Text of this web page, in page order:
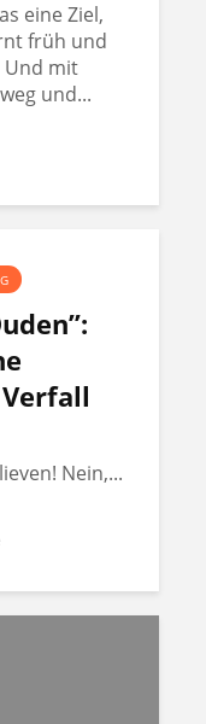
eine Ziel,
früh und
Und mit
und...
Nein,...